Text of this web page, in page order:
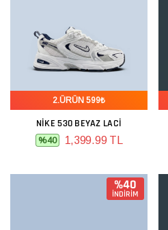
2.ÜRÜN 599₺
NIKE 530 BEYAZ LACI
%40 1,399.99 TL
%40
İNDİRİM